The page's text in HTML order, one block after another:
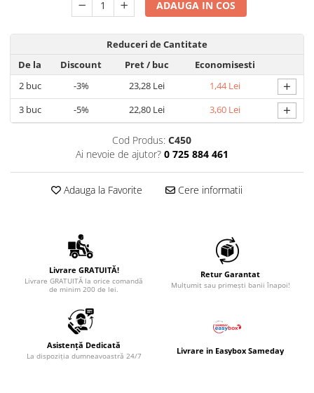
ADAUGA IN COS
Reduceri de Cantitate
De la
Discount Pret/ buc
Economisesti
2buc -3% 23,28 Lei 1,44 Lei +
3buc -5% 22,80 Lei 3,60 Lei +
Cod Produs: C450
Ai nevoie de ajutor? 0 725 884 461
Adauga la Favorite Cere informatii
Livrare GRATUITĂ!
Livrare GRATUITĂ la orice comandă
de minim 200 de lei.
Retur Garantat
Mulțumit sau primești banii înapoi!
Asistență Dedicată
La dispoziția dumneavoastră 24/7
Livrare in Easybox Sameday